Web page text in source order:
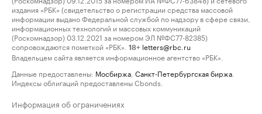
издания «РБК» (свидетельство о регистрации средства массовой
информации выдано Федеральной службой по надзору в сфере связи,
информационных технологий и массовых коммуникаций
(Роскомнадзор) 03.12.2021 за номером ЭЛ №ФС77-82385)
сопровождаются пометкой «РБК».
18+ letters@rbc.ru
Владельцем сайта является информационное агентство «РБК».
Данные предоставлены: Мосбиржа Санкт-Петербургская биржа
Индексы облигаций предоставлены Cbonds.
Информация об ограничениях